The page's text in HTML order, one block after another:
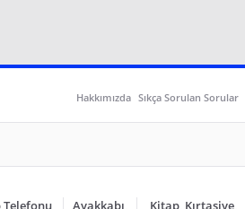
Hakkımızda Sıkça Sorulan Sorular
Telefonu
Ayakkabı,
Kitap, Kırtasiye,